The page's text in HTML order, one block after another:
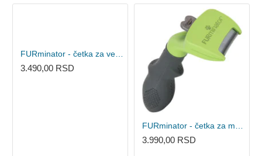
3.490,00 RSD
3.990,00 RSD